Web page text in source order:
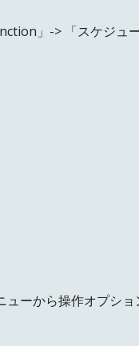
」-> 「スケジュ
ーから操作オプショ